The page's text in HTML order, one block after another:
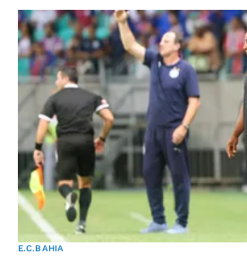
E.C.BAHIA